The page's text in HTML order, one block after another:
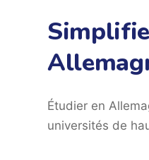
Étudier en
universités de